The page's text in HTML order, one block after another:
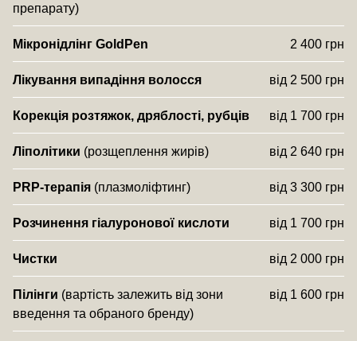
препарату)
Мікронідлінг GoldPen 2 400 грн
Лікування випадіння волосся від 2 500 грн
Корекція розтяжок, дряблості, рубців від 1 700 грн
Ліполітики (розщеплення жирів) від 2 640 грн
PRP-терапія (плазмоліфтинг) від 3 300 грн
Розчинення гіалуронової кислоти від 1 700 грн
Чистки від 2 000 грн
Пілінги (вартість залежить від зони
введення та обраного бренду)
від 1 600 грн